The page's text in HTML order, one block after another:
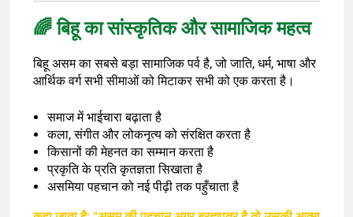
🌈 बिहू का सांस्कृतिक और सामाजिक महत्व
बिहू असम का सबसे बड़ा सामाजिक पर्व है, जो जाति, धर्म, भाषा और
आर्थिक वर्ग सभी सीमाओं को मिटाकर सभी को एक करता है।
समाज में भाईचारा बढ़ाता है
कला, संगीत और लोकनृत्य को संरक्षित करता है
किसानों की मेहनत का सम्मान करता है
प्रकृति के प्रति कृतज्ञता सिखाता है
असमिया पहचान को नई पीढ़ी तक पहुँचाता है